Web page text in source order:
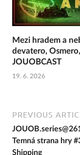
Mezi hradem a
devatero,
JOUOBCAST
19. 6. 2026
PREVIOUS
Temná strana hry
Shipping